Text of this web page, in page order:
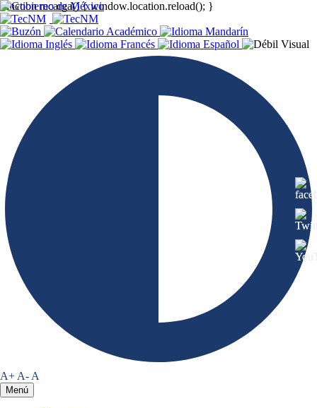
function recarga() { window.location.reload(); }
A+ A- A
Menú